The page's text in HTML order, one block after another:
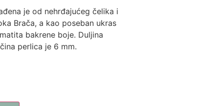
je od nehrđajućeg čelika i
Brača, a kao poseban ukras
bakrene boje. Duljina
perlica je 6 mm.